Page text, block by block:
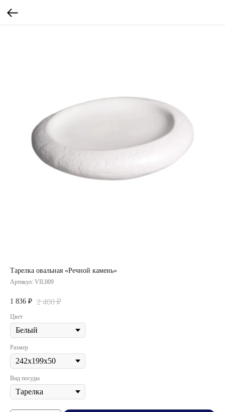
Тарелка овальная «Речной камень»
Артикул: VIL009
1 836 ₽ 2 400 ₽
Цвет
Размер
Вид посуды